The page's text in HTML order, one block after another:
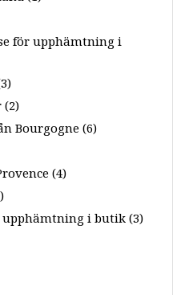
för upphämtning i
(2)
Bourgogne (6)
(4)
upphämtning i butik (3)